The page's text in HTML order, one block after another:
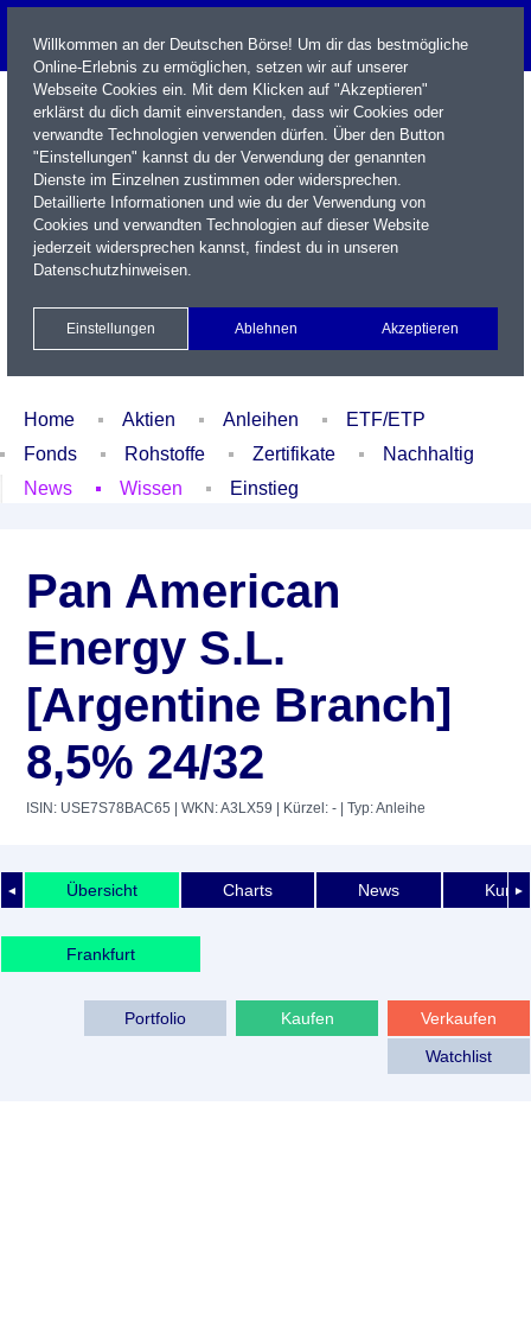
Name / WKN / ISIN / Kürzel
Xetra Realtime
Watchlist Portfolio Login
Home Aktien Anleihen
ETF/ETP
Fonds
Rohstoffe Zertifikate
Nachhaltig
News
Wissen Einstieg
Pan American
Energy S.L.
[Argentine Branch]
8,5% 24/32
ISIN: USE7S78BAC65 | WKN: A3LX59 | Kürzel: - | Typ: Anleihe
◄ ►
Übersicht Charts News
Frankfurt
Verkaufen
Kaufen
Portfolio
Watchlist
Willkommen an der Deutschen Börse! Um dir das bestmögliche
Online-Erlebnis zu ermöglichen, setzen wir auf unserer
Webseite Cookies ein. Mit dem Klicken auf "Akzeptieren"
erklärst du dich damit einverstanden, dass wir Cookies oder
verwandte Technologien verwenden dürfen. Über den Button
"Einstellungen" kannst du der Verwendung der genannten
Dienste im Einzelnen zustimmen oder widersprechen.
Detaillierte Informationen und wie du der Verwendung von
Cookies und verwandten Technologien auf dieser Website
jederzeit widersprechen kannst, findest du in unseren
Datenschutzhinweisen.
Einstellungen Ablehnen Akzeptieren